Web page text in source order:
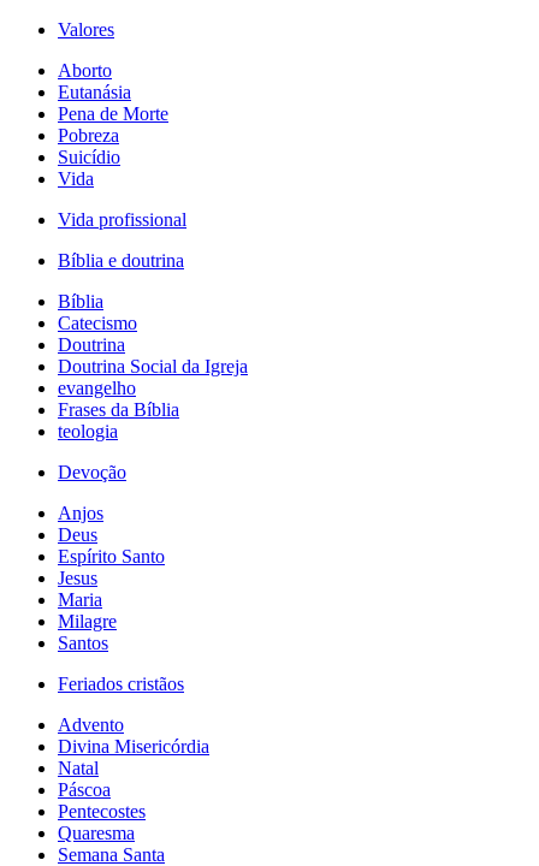
Valores
Aborto
Eutanásia
Pena de Morte
Pobreza
Suicídio
Vida
Vida profissional
Bíblia e doutrina
Bíblia
Catecismo
Doutrina
Doutrina Social da Igreja
evangelho
Frases da Bíblia
teologia
Devoção
Anjos
Deus
Espírito Santo
Jesus
Maria
Milagre
Santos
Feriados cristãos
Advento
Divina Misericórdia
Natal
Páscoa
Pentecostes
Quaresma
Semana Santa